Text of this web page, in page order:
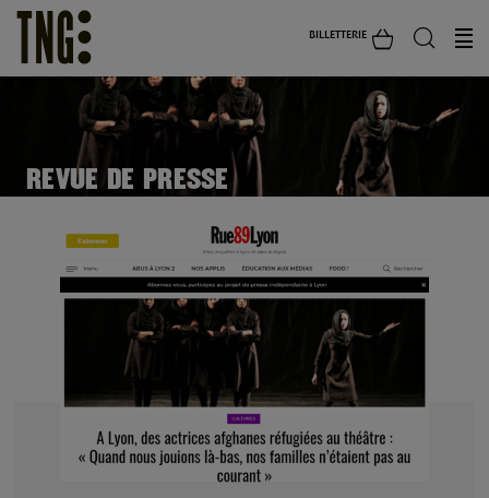
BILLETTERIE
REVUE DE PRESSE